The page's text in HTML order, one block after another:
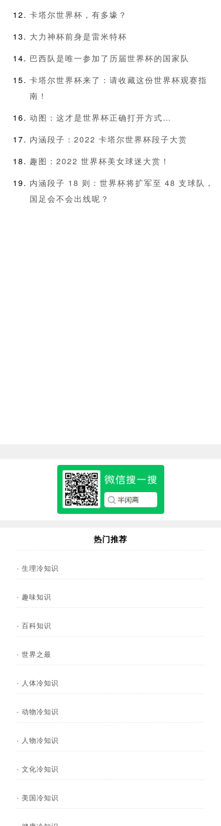
卡塔尔世界杯，有多壕？
大力神杯前身是雷米特杯
巴西队是唯一参加了历届世界杯的国家队
卡塔尔世界杯来了：请收藏这份世界杯观赛指
南！
动图：这才是世界杯正确打开方式…
内涵段子：2022 卡塔尔世界杯段子大赏
趣图：2022 世界杯美女球迷大赏！
内涵段子 18 则：世界杯将扩军至 48 支球队，
国足会不会出线呢？
热门推荐
· 生理冷知识
· 趣味知识
· 百科知识
· 世界之最
· 人体冷知识
· 动物冷知识
· 人物冷知识
· 文化冷知识
· 美国冷知识